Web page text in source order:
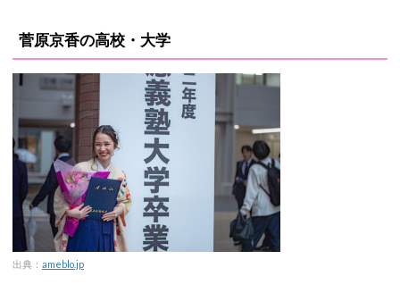
菅原京香の高校・大学
出典： ameblo.jp